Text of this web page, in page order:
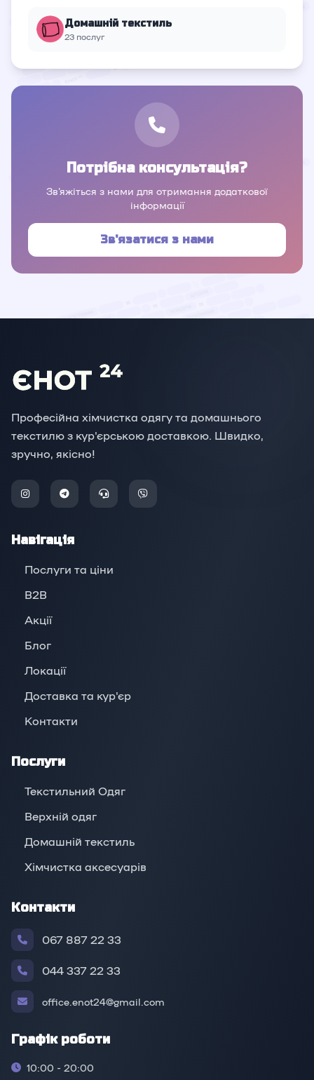
Домашній текстиль
23 послуг
Потрібна консультація?
Зв'яжіться з нами для отримання додаткової
інформації
Зв'язатися з нами
Професійна хімчистка одягу та домашнього
текстилю з кур'єрською доставкою. Швидко,
зручно, якісно!
Навігація
Послуги та ціни
B2B
Акції
Блог
Локації
Доставка та кур'єр
Контакти
Послуги
Текстильний Одяг
Верхній oдяг
Домашній текстиль
Хімчистка аксесуарів
Контакти
067 887 22 33
044 337 22 33
office.enot24@gmail.com
Графік роботи
10:00 - 20:00